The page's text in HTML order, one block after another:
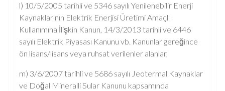
l) 10/5/2005 tarihli ve 5346 sayılı Yenilenebilir Enerji
Kaynaklarının Elektrik Enerjisi Üretimi Amaçlı
Kullanımına İlişkin Kanun, 14/3/2013 tarihli ve 6446
sayılı Elektrik Piyasası Kanunu vb. Kanunlar gereğince
ön lisans/lisans veya ruhsat verilenler alanlar,
m) 3/6/2007 tarihli ve 5686 sayılı Jeotermal Kaynaklar
ve Doğal Mineralli Sular Kanunu kapsamında